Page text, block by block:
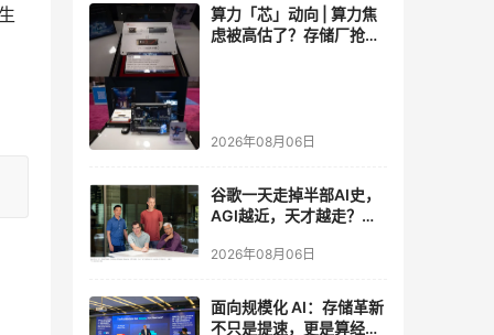
算力「芯」动向 | 算力焦
虑被高估了？存储厂抢了
2026年08月06日
谷歌一天走掉半部AI史，
AGI越近，天才越走？大
自己的研发节奏
2026年08月06日
面向规模化 AI：存储革新
不只是提速，更是算经济